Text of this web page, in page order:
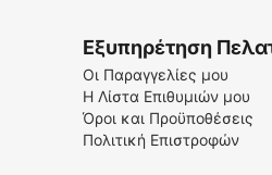
Εξυπηρέτηση
Οι Παραγγελίες μου
Η Λίστα Επιθυμιών μου
Όροι και Προϋποθέσεις
Πολιτική Επιστροφών